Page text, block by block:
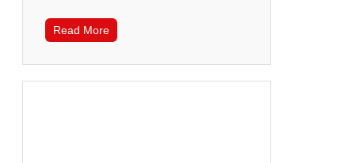
Read More